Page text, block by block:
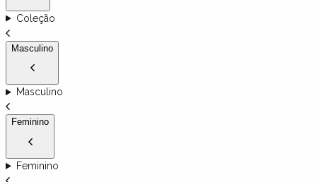
Coleção
Masculino
Masculino
Feminino
Feminino